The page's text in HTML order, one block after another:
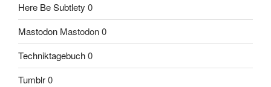
Here Be Subtlety 0
Mastodon Mastodon 0
Techniktagebuch0
Tumblr0